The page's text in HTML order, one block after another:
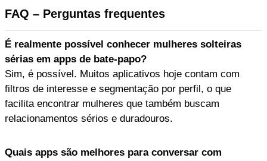
FAQ – Perguntas frequentes
É realmente possível conhecer mulheres solteiras
sérias em apps de bate-papo?
Sim, é possível. Muitos aplicativos hoje contam com
filtros de interesse e segmentação por perfil, o que
facilita encontrar mulheres que também buscam
relacionamentos sérios e duradouros.
Quais apps são melhores para conversar com